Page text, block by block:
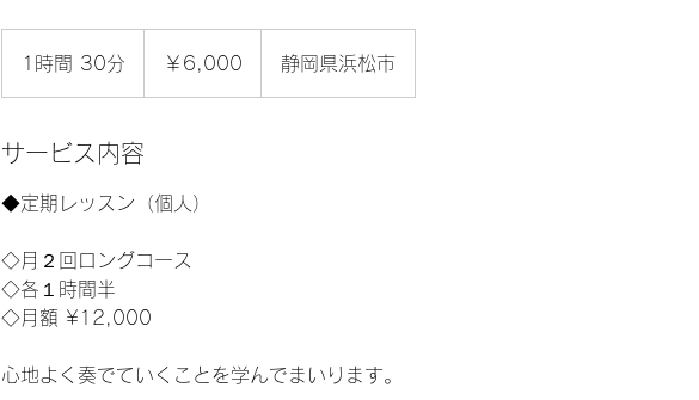
1時間 30分
0
￥6,000 静岡県浜松市
サービス内容
◆定期レッスン（個人）
◇月２回ロングコース
◇各１時間半
◇月額 ¥12,000
心地よく奏でていくことを学んでまいります。